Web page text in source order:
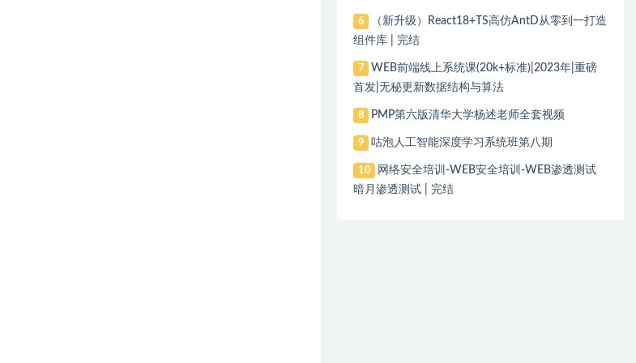
6
（新升级）React18+TS高仿AntD从零到一打造
组件库 | 完结
7
WEB前端线上系统课(20k+标准)|2023年|重磅
首发|无秘更新数据结构与算法
8 PMP第六版清华大学杨述老师全套视频
9 咕泡人工智能深度学习系统班第八期
10
网络安全培训-WEB安全培训-WEB渗透测试
暗月渗透测试 | 完结